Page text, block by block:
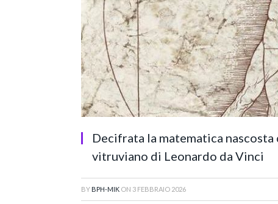
Decifrata la matematica
vitruviano di Leonardo da Vinci
BY BPH-MIK ON 3 FEBBRAIO 2026